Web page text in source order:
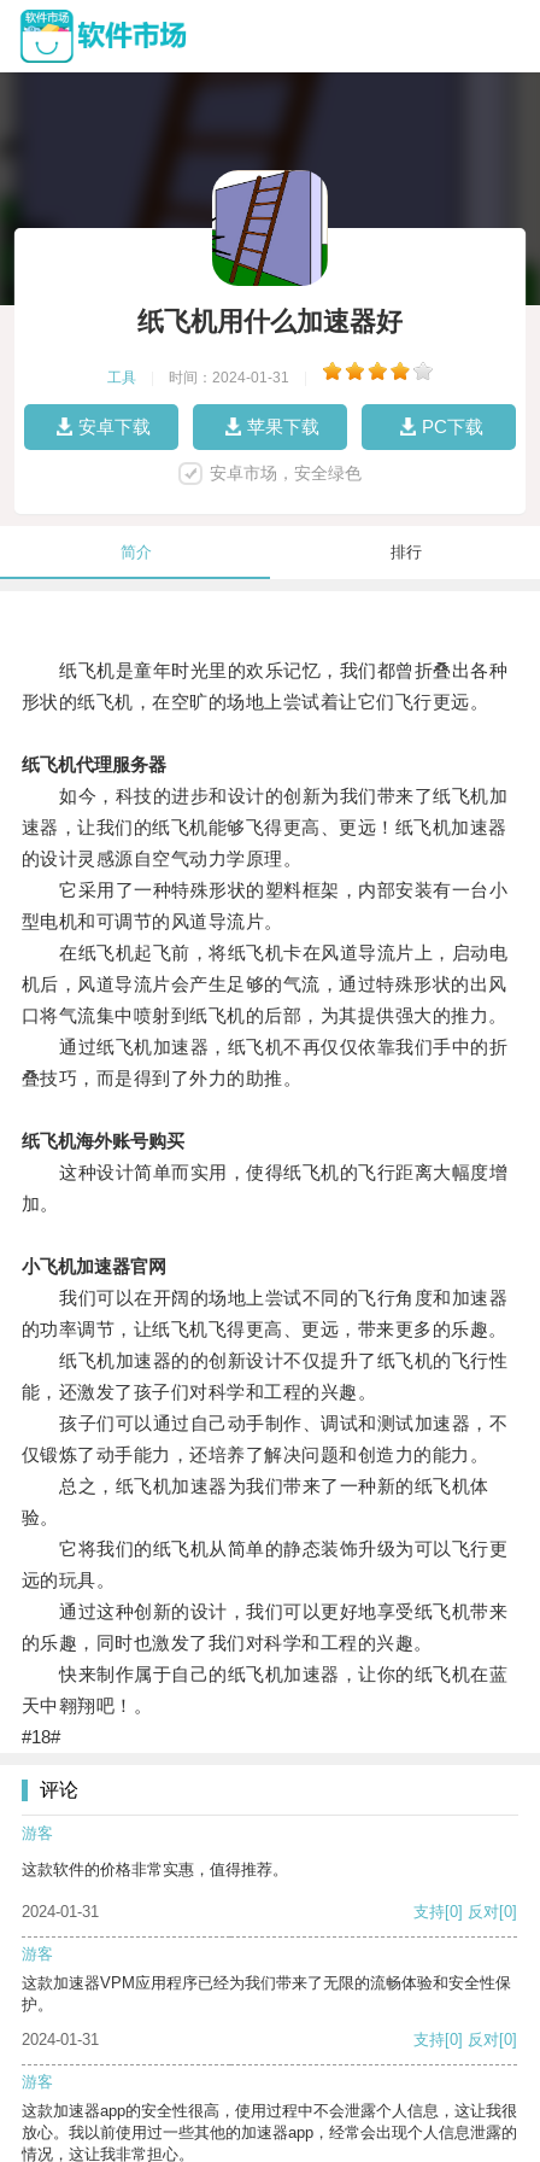
纸飞机用什么加速器好
工具 时间：2024-01-31
安卓下载 苹果下载 PC下载
安卓市场，安全绿色
简介 排行
纸飞机是童年时光里的欢乐记忆，我们都曾折叠出各种
形状的纸飞机，在空旷的场地上尝试着让它们飞行更远。
纸飞机代理服务器
如今，科技的进步和设计的创新为我们带来了纸飞机加
速器，让我们的纸飞机能够飞得更高、更远！纸飞机加速器
的设计灵感源自空气动力学原理。
它采用了一种特殊形状的塑料框架，内部安装有一台小
型电机和可调节的风道导流片。
在纸飞机起飞前，将纸飞机卡在风道导流片上，启动电
机后，风道导流片会产生足够的气流，通过特殊形状的出风
口将气流集中喷射到纸飞机的后部，为其提供强大的推力。
通过纸飞机加速器，纸飞机不再仅仅依靠我们手中的折
叠技巧，而是得到了外力的助推。
纸飞机海外账号购买
这种设计简单而实用，使得纸飞机的飞行距离大幅度增
加。
小飞机加速器官网
我们可以在开阔的场地上尝试不同的飞行角度和加速器
的功率调节，让纸飞机飞得更高、更远，带来更多的乐趣。
纸飞机加速器的的创新设计不仅提升了纸飞机的飞行性
能，还激发了孩子们对科学和工程的兴趣。
孩子们可以通过自己动手制作、调试和测试加速器，不
仅锻炼了动手能力，还培养了解决问题和创造力的能力。
总之，纸飞机加速器为我们带来了一种新的纸飞机体
验。
它将我们的纸飞机从简单的静态装饰升级为可以飞行更
远的玩具。
通过这种创新的设计，我们可以更好地享受纸飞机带来
的乐趣，同时也激发了我们对科学和工程的兴趣。
快来制作属于自己的纸飞机加速器，让你的纸飞机在蓝
天中翱翔吧！。
#18#
评论
游客
这款软件的价格非常实惠，值得推荐。
2024-01-31 支持[0] 反对[0]
游客
这款加速器VPM应用程序已经为我们带来了无限的流畅体验和安全性保
护。
2024-01-31
支持[0] 反对[0]
游客
这款加速器app的安全性很高，使用过程中不会泄露个人信息，这让我很
放心。我以前使用过一些其他的加速器app，经常会出现个人信息泄露的
情况，这让我非常担心。